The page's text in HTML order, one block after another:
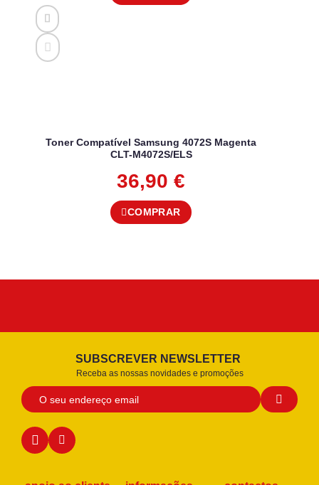
Toner Compatível Samsung 4072S Magenta
CLT-M4072S/ELS
36,90 €
COMPRAR
SUBSCREVER NEWSLETTER
Receba as nossas novidades e promoções